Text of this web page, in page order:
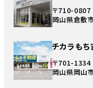
〒710-0807
岡山県倉敷
チカラも
〒701-1334
岡山県岡山